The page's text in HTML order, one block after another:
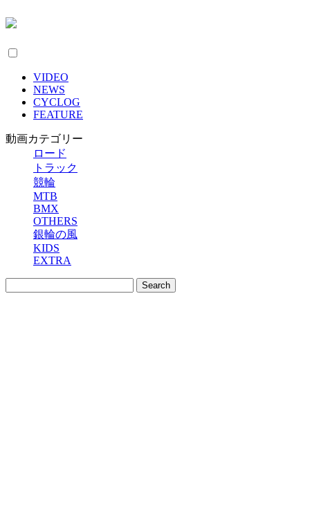
VIDEO
NEWS
CYCLOG
FEATURE
動画カテゴリー
ロード
トラック
競輪
MTB
BMX
OTHERS
銀輪の風
KIDS
EXTRA